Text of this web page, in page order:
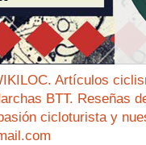
Artículos
BTT. Reseñas
cicloturista y